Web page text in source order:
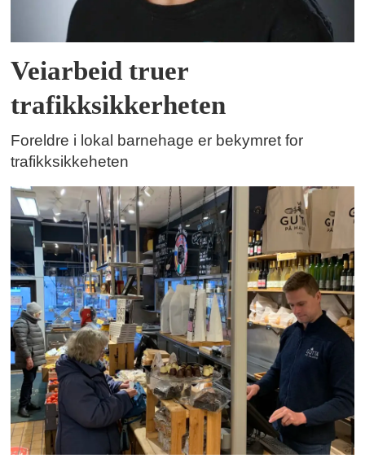
Veiarbeid truer
trafikksikkerheten
Foreldre i lokal barnehage er bekymret for
trafikksikkeheten